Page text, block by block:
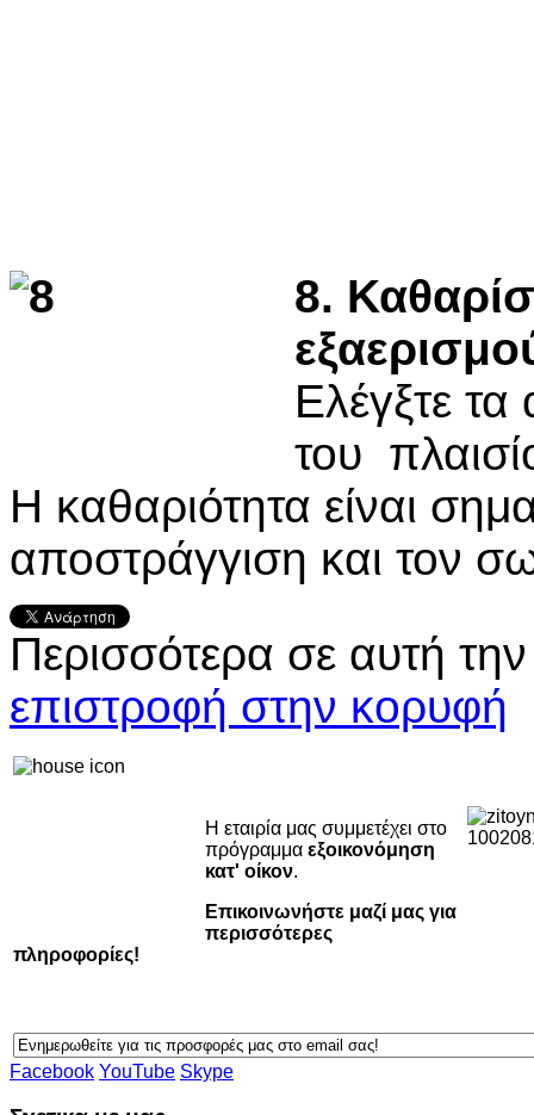
8.
Ελέγξτε
του
Η καθαριότητα είναι
αποστράγγιση και τον
Περισσότερα σε αυτή
επιστροφή στην κορυφή
Η εταιρία μας συμμετέχει στο
πρόγραμμα εξοικονόμηση
κατ' οίκον.
Επικοινωνήστε μαζί μας για
περισσότερες
πληροφορίες!
Facebook YouTube Skype